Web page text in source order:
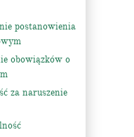
postanowienia
obowiązków o
za naruszenie